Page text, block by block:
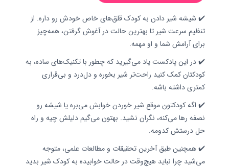
✔️ شیشه شیر دادن به کودک قلق‌های خاص خودش رو داره. از
تنظیم سرعت شیر تا بهترین حالت در آغوش گرفتن، همه‌چیز
برای آرامش شما و او مهمه.
✔️ در این پادکست یاد می‌گیرید که چطور با تکنیک‌های ساده، به
کودکتان کمک کنید راحت‌تر شیر بخوره و دل‌درد و بی‌قراری
کمتری داشته باشه.
✔️ اگه کودکتون موقع شیر خوردن خوابش می‌بره یا شیشه رو
نصفه رها می‌کنه، نگران نشید. بهتون می‌گیم دلیلش چیه و راه
حل درستش کدومه.
✔️ همچنین طبق آخرین تحقیقات و مطالعات علمی، متوجه
می‌شید چرا نباید هیچ‌وقت در حالت خوابیده به کودک شیر بدید